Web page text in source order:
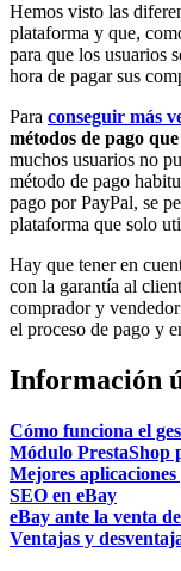
Hemos visto las
plataforma y que,
para que los usuarios
hora de pagar sus
Para conseguir más
métodos de pago
muchos usuarios no
método de pago
pago por PayPal, se
plataforma que solo
Hay que tener en
con la garantía al
comprador y
el proceso de pago y
Información
Cómo funciona el
Módulo PrestaShop
Mejores
SEO en eBay
eBay ante la venta
Ventajas y